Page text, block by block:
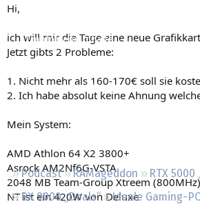
Aktuelles
Empfohlene Inhalte
Neueste Aktivitäten
Podcast RAMageddon
RTX 5000
RX 9000 „Deals“
Ideale Gaming-
Hi,
ich will mir die Tage eine neue
Jetzt gibts 2 Probleme:
1. Nicht mehr als 160-170€ soll sie
2. Ich habe absolut keine Ahnung
Mein System:
AMD Athlon 64 X2 3800+
Asrock AM2Nf6G-VSTA
2048 MB Team-Group Xtreem (800MHz)
NT ist ein 420W von Deluxe